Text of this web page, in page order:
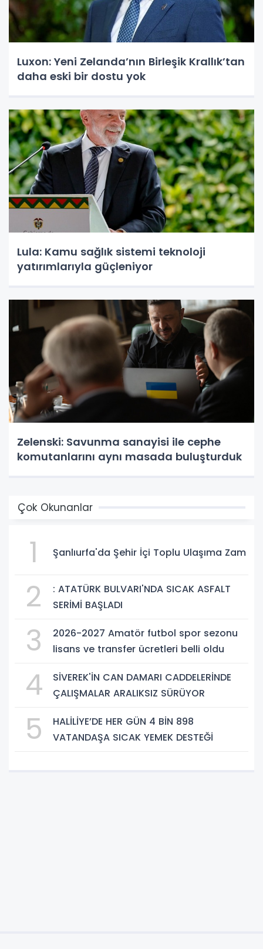
Luxon: Yeni Zelanda’nın Birleşik Krallık’tan
daha eski bir dostu yok
Lula: Kamu sağlık sistemi teknoloji
yatırımlarıyla güçleniyor
Zelenski: Savunma sanayisi ile cephe
komutanlarını aynı masada buluşturduk
Çok Okunanlar
1 Şanlıurfa'da Şehir İçi Toplu Ulaşıma Zam
2
: ATATÜRK BULVARI'NDA SICAK ASFALT
SERİMİ BAŞLADI
3
2026-2027 Amatör futbol spor sezonu
lisans ve transfer ücretleri belli oldu
4
SİVEREK'İN CAN DAMARI CADDELERİNDE
ÇALIŞMALAR ARALIKSIZ SÜRÜYOR
5
HALİLİYE’DE HER GÜN 4 BİN 898
VATANDAŞA SICAK YEMEK DESTEĞİ